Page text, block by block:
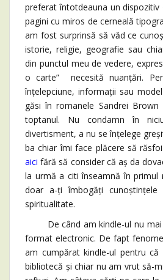
preferat întotdeauna un
pagini cu miros de cerneală
am fost surprinsă să văd ce
istorie, religie, geografie sau
din punctul meu de vedere,
o carte” necesită nuanțări.
înțelepciune, informații sau
găsi în romanele Sandrei
toptanul. Nu condamn în
divertisment, a nu se înțelege
ba chiar îmi face plăcere să
aici fără să consider că aș da
la urmă a citi înseamnă în primul
doar a-ți îmbogăți cunoștințele
spiritualitate.
De când am kindle-ul nu mai
format electronic. De fapt
am cumpărat kindle-ul pentru
bibliotecă și chiar nu am vrut să-